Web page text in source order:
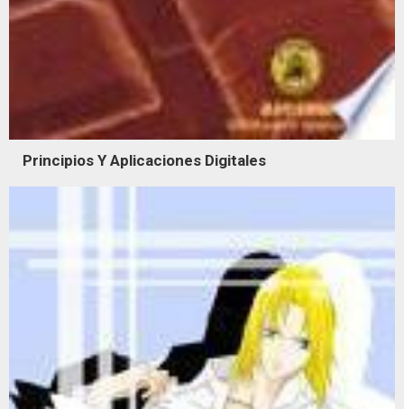
Principios Y Aplicaciones Digitales